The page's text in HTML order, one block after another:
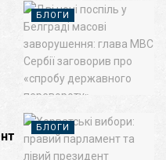
БЛОГИ
БЛОГИ